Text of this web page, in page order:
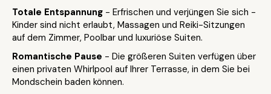
Totale Entspannung - Erfrischen und verjüngen Sie sich -
Kinder sind nicht erlaubt, Massagen und Reiki-Sitzungen
auf dem Zimmer, Poolbar und luxuriöse Suiten.
Romantische Pause - Die größeren Suiten verfügen über
einen privaten Whirlpool auf Ihrer Terrasse, in dem Sie bei
Mondschein baden können.